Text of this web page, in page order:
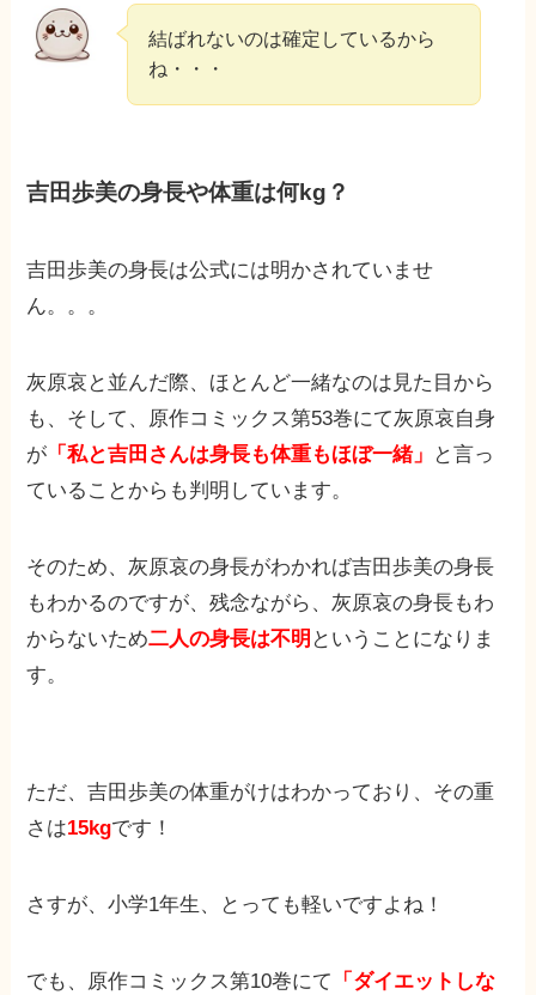
結ばれないのは確定しているから
ね・・・
吉田歩美の身長や体重は何kg？
吉田歩美の身長は公式には明かされていませ
ん。。。
灰原哀と並んだ際、ほとんど一緒なのは見た目から
も、そして、原作コミックス第53巻にて灰原哀自身
が 「私と吉田さんは身長も体重もほぼ一緒」
と言っ
ていることからも判明しています。
そのため、灰原哀の身長がわかれば吉田歩美の身長
もわかるのですが、残念ながら、灰原哀の身長もわ
からないため二人の身長は不明 ということになりま
す。
ただ、吉田歩美の体重がけはわかっており、その重
さは15kgです！
さすが、小学1年生、とっても軽いですよね！
でも、原作コミックス第10巻にて
「ダイエットしな